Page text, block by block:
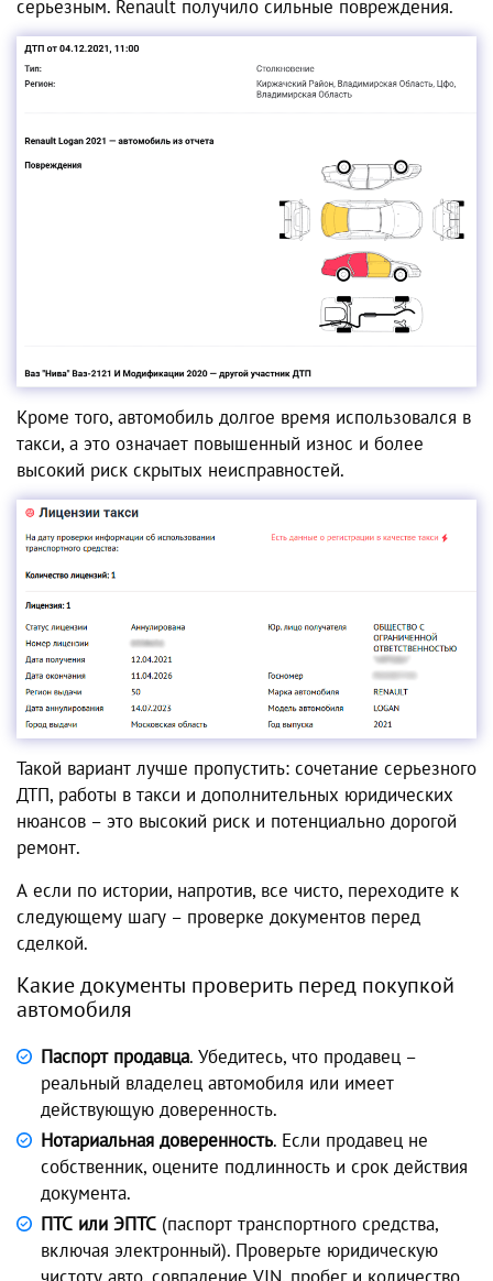
серьезным. Renault получило сильные повреждения.
Кроме того, автомобиль долгое время использовался в
такси, а это означает повышенный износ и более
высокий риск скрытых неисправностей.
Такой вариант лучше пропустить: сочетание серьезного
ДТП, работы в такси и дополнительных юридических
нюансов – это высокий риск и потенциально дорогой
ремонт.
А если по истории, напротив, все чисто, переходите к
следующему шагу – проверке документов перед
сделкой.
Какие документы проверить перед покупкой
автомобиля
Паспорт продавца. Убедитесь, что продавец –
реальный владелец автомобиля или имеет
действующую доверенность.
Нотариальная доверенность. Если продавец не
собственник, оцените подлинность и срок действия
документа.
ПТС или ЭПТС (паспорт транспортного средства,
включая электронный). Проверьте юридическую